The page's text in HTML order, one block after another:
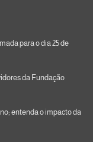
para o dia 25 de
da Fundação
entenda o impacto da